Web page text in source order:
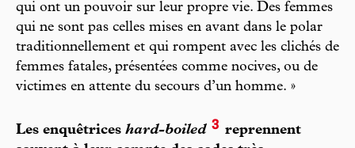
qui ont un pouvoir sur leur propre vie. Des femmes
qui ne sont pas celles mises en avant dans le polar
traditionnellement et qui rompent avec les clichés de
femmes fatales, présentées comme nocives, ou de
victimes en attente du secours d’un homme. »
Les enquêtrices hard-boiled 3 reprennent